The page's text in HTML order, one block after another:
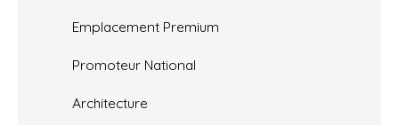
Emplacement Premium
Promoteur National
Architecture